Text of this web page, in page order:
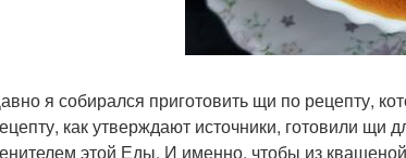
я собирался приготовить щи по рецепту,
как утверждают источники, готовили
этой Еды. И именно, чтобы из